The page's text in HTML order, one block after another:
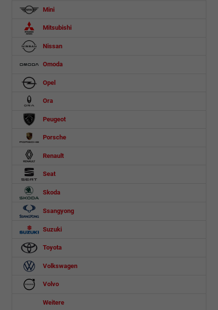
Mini
Mitsubishi
Nissan
Omoda
Opel
Ora
Peugeot
Porsche
Renault
Seat
Skoda
Ssangyong
Suzuki
Toyota
Volkswagen
Volvo
Weitere